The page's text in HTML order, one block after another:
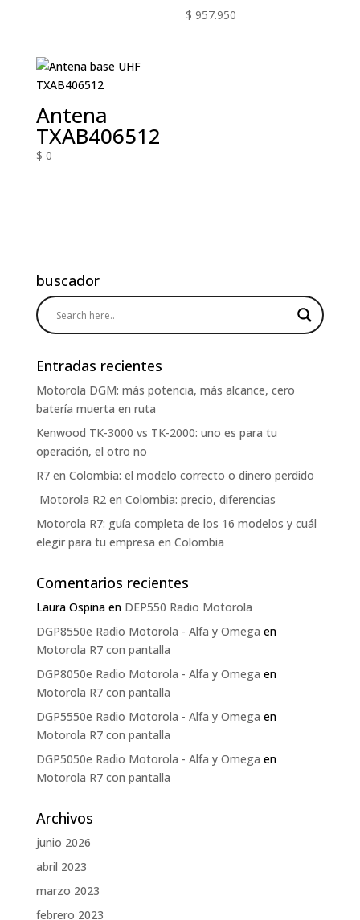
$ 957.950
Antena
TXAB406512
$ 0
buscador
Entradas recientes
Motorola DGM: más potencia, más alcance, cero
batería muerta en ruta
Kenwood TK-3000 vs TK-2000: uno es para tu
operación, el otro no
R7 en Colombia: el modelo correcto o dinero perdido
Motorola R2 en Colombia: precio, diferencias
Motorola R7: guía completa de los 16 modelos y cuál
elegir para tu empresa en Colombia
Comentarios recientes
Laura Ospinaen DEP550 Radio Motorola
DGP8550e Radio Motorola - Alfa y Omega en
Motorola R7 con pantalla
DGP8050e Radio Motorola - Alfa y Omega en
Motorola R7 con pantalla
DGP5550e Radio Motorola - Alfa y Omega en
Motorola R7 con pantalla
DGP5050e Radio Motorola - Alfa y Omega en
Motorola R7 con pantalla
Archivos
junio 2026
abril 2023
marzo 2023
febrero 2023